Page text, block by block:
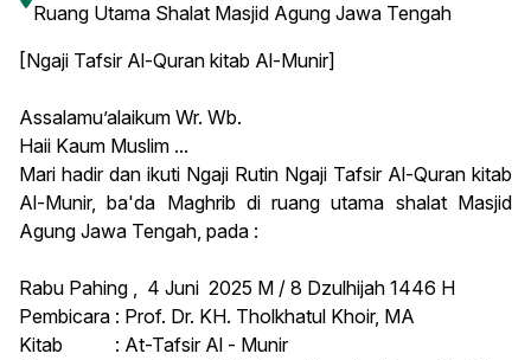
Ruang Utama Shalat Masjid Agung Jawa Tengah
[Ngaji Tafsir Al-Quran kitab Al-Munir]
Assalamu’alaikum Wr. Wb.
Haii Kaum Muslim ...
Mari hadir dan ikuti Ngaji Rutin Ngaji Tafsir Al-Quran kitab
Al-Munir, ba'da Maghrib di ruang utama shalat Masjid
Agung Jawa Tengah, pada :
Rabu Pahing , 4 Juni 2025 M / 8 Dzulhijah 1446 H
Pembicara : Prof. Dr. KH. Tholkhatul Khoir, MA
Kitab : At-Tafsir Al - Munir